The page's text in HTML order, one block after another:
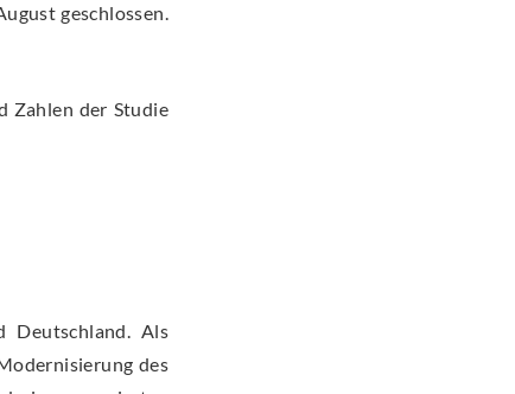
geschlossen.
Zahlen der Studie
Deutschland. Als
des